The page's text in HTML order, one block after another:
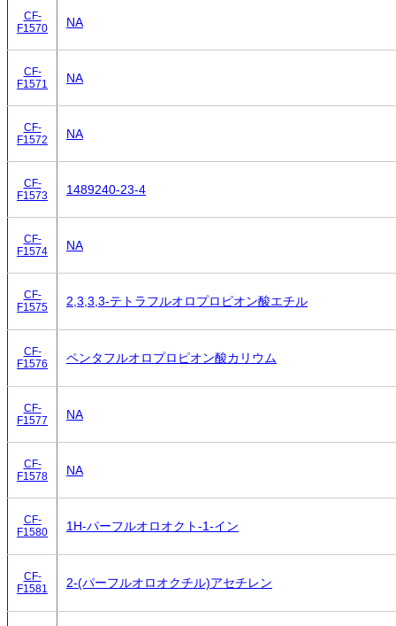
CF-
F1570
NA
CF-
F1571
NA
CF-
F1572
NA
CF-
F1573
1489240-23-4
CF-
F1574
NA
CF-
F1575
2,3,3,3-テトラフルオロプロピオン酸エチル
CF-
F1576
ペンタフルオロプロピオン酸カリウム
CF-
F1577
NA
CF-
F1578
NA
CF-
F1580
1H-パーフルオロオクト-1-イン
CF-
F1581
2-(パーフルオロオクチル)アセチレン